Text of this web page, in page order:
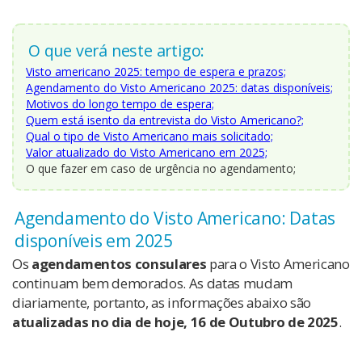
O que verá neste artigo:
Visto americano 2025: tempo de espera e prazos;
Agendamento do Visto Americano 2025: datas disponíveis;
Motivos do longo tempo de espera;
Quem está isento da entrevista do Visto Americano?;
Qual o tipo de Visto Americano mais solicitado;
Valor atualizado do Visto Americano em 2025;
O que fazer em caso de urgência no agendamento;
Agendamento do Visto Americano: Datas
disponíveis em 2025
Os agendamentos consulares para o Visto Americano
continuam bem demorados. As datas mudam
diariamente, portanto, as informações abaixo são
atualizadas no dia de hoje, 16 de Outubro de 2025.